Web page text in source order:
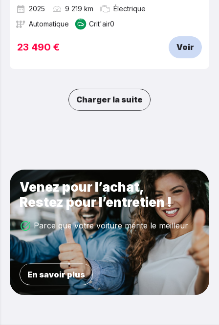
2025 9 219 km
Électrique
Automatique
Crit'air0
23 490 € Voir
Charger la suite
Venez pour l’achat,
Restez pour l’entretien !
Parce que votre voiture mérite le meilleur
En savoir plus